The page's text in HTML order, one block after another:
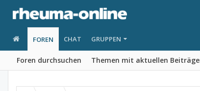
FOREN
Foren durchsuchen Themen mit aktuellen
CHAT GRUPPEN